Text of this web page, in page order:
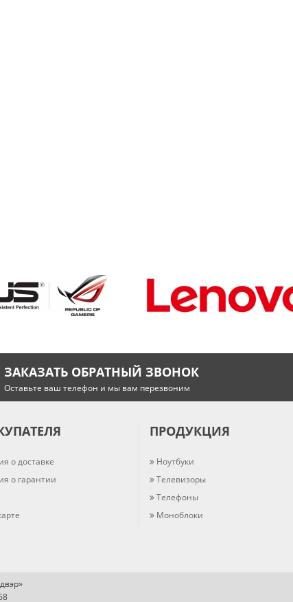
ЗАКАЗАТЬ ОБРАТНЫЙ ЗВОНОК
Оставьте ваш телефон и мы вам перезвоним
о доставке
о гарантии
ПРОДУКЦИЯ
Ноутбуки
Телевизоры
Телефоны
Моноблоки